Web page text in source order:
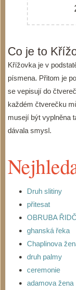
Co je to
Křížovka je v
písmena. Přitom je
se vepisují do
každém čtverečku
musejí být vyplněna
dávala smysl.
Druh slitiny
přitesat
OBRUBA
ghanská řeka
Chaplinova
druh palmy
ceremonie
adamova žena